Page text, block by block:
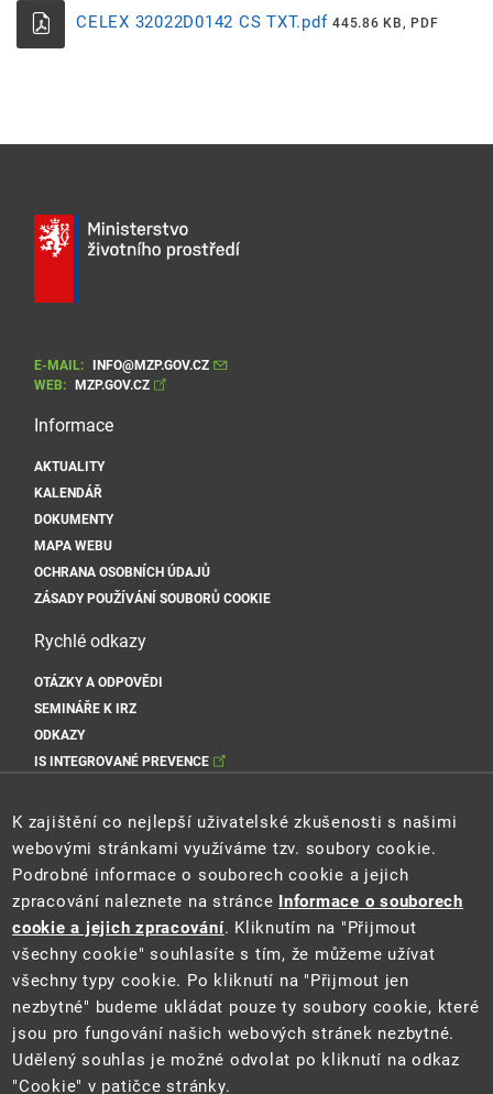
CELEX 32022D0142 CS TXT.pdf 445.86 KB, PDF
E-MAIL:
INFO@MZP.GOV.CZ
WEB:
MZP.GOV.CZ
Informace
AKTUALITY
KALENDÁŘ
DOKUMENTY
MAPA WEBU
OCHRANA OSOBNÍCH ÚDAJŮ
ZÁSADY POUŽÍVÁNÍ SOUBORŮ COOKIE
Rychlé odkazy
OTÁZKY A ODPOVĚDI
SEMINÁŘE K IRZ
ODKAZY
IS INTEGROVANÉ PREVENCE
Sociální sítě Cenia
K zajištění co nejlepší uživatelské zkušenosti s našimi
webovými stránkami využíváme tzv. soubory cookie.
Podrobné informace o souborech cookie a jejich
zpracování naleznete na stránce Informace o souborech
cookie a jejich zpracování. Kliknutím na "Přijmout
všechny cookie" souhlasíte s tím, že můžeme užívat
všechny typy cookie. Po kliknutí na "Přijmout jen
nezbytné" budeme ukládat pouze ty soubory cookie, které
jsou pro fungování našich webových stránek nezbytné.
Udělený souhlas je možné odvolat po kliknutí na odkaz
"Cookie" v patičce stránky.